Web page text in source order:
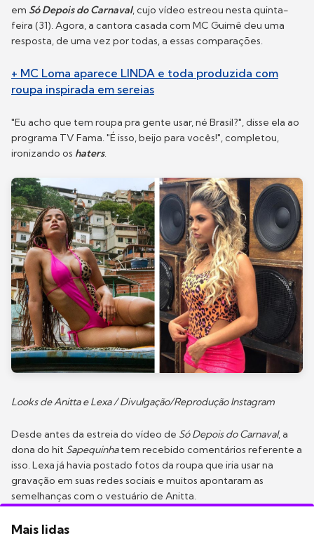
em Só Depois do Carnaval, cujo vídeo estreou nesta quinta-
feira (31). Agora, a cantora casada com MC Guimê deu uma
resposta, de uma vez por todas, a essas comparações.
+ MC Loma aparece LINDA e toda produzida com
roupa inspirada em sereias
"Eu acho que tem roupa pra gente usar, né Brasil?", disse ela ao
programa TV Fama. "É isso, beijo para vocês!", completou,
ironizando os haters.
Looks de Anitta e Lexa / Divulgação/Reprodução Instagram
Desde antes da estreia do vídeo de Só Depois do Carnaval, a
dona do hit Sapequinhatem recebido comentários referente a
isso. Lexa já havia postado fotos da roupa que iria usar na
gravação em suas redes sociais e muitos apontaram as
semelhanças com o vestuário de Anitta.
Mais lidas